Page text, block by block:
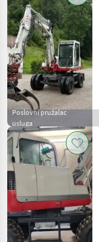
Poslovni pružalac
usluga